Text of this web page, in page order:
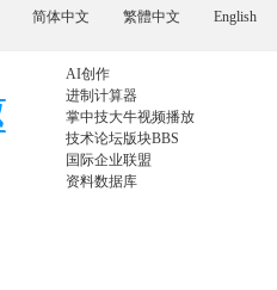
简体中文 繁體中文 English
AI创作
进制计算器
掌中技大牛视频播放
技术论坛版块BBS
国际企业联盟
资料数据库